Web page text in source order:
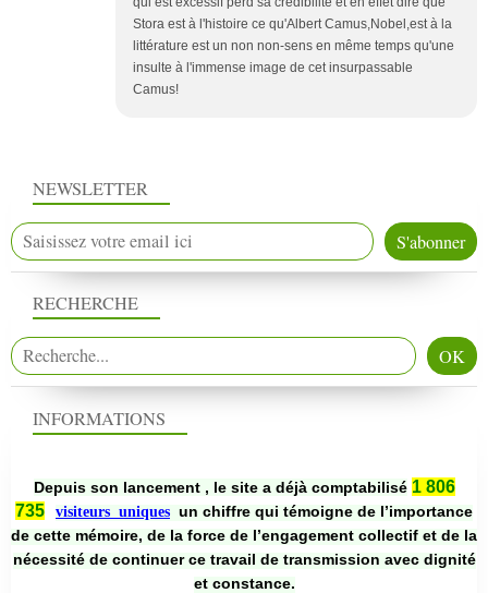
Stora est à l'histoire ce qu'Albert Camus,Nobel,est à la
littérature est un non non-sens en même temps qu'une
insulte à l'immense image de cet insurpassable
Camus!
NEWSLETTER
RECHERCHE
INFORMATIONS
Depuis son lancement , le site a déjà comptabilisé 1 806
735
visiteurs uniques un chiffre qui témoigne de l’importance
de cette mémoire, de la force de l’engagement collectif et de la
nécessité de continuer ce travail de transmission avec dignité
et constance.